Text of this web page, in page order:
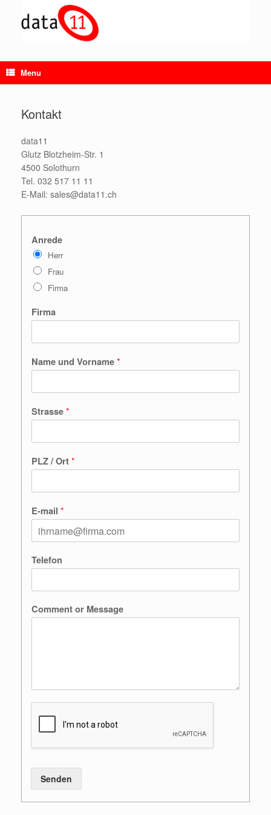
content
Menu
Kontakt
data11
Glutz Blotzheim-Str. 1
4500 Solothurn
Tel. 032 517 11 11
E-Mail: sales@data11.ch
Anrede
Herr
Frau
Firma
Firma
Name und Vorname*
Strasse*
PLZ / Ort*
E-mail *
Telefon
Comment or Message
Senden